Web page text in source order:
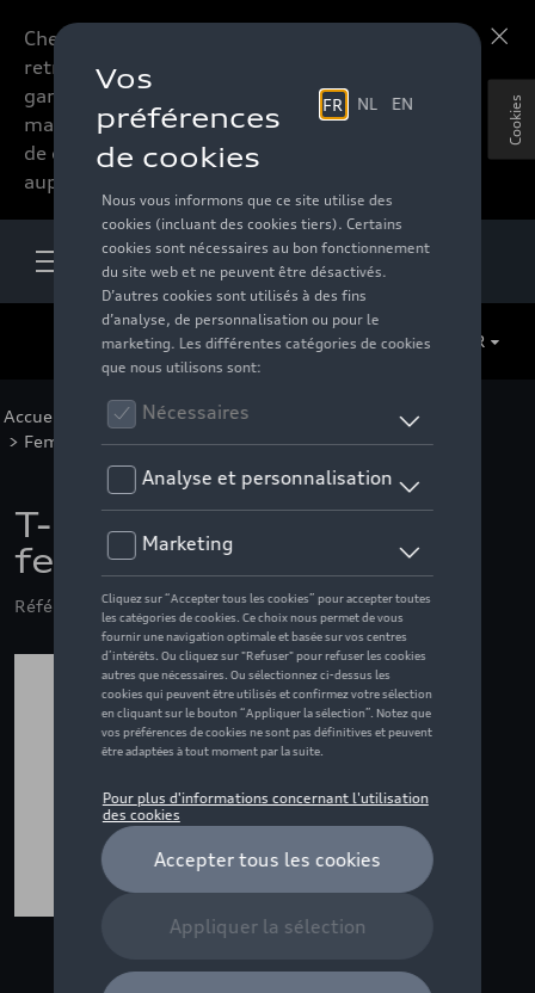
Chers accessoires-lovers,
retrouvez dorénavant toute la
gamme d’accessoires de votre
marque préférée sous forme
de catalogue à commander
auprès de votre distributeur.
FR
Accueil Pour vous >Casual Collection
Vêtements
> Femmes >T-shirts/polos > Détail
T-shirt anneaux Audi,
femme, noir - XS
Référence: ZZQ3132402501
Cookies